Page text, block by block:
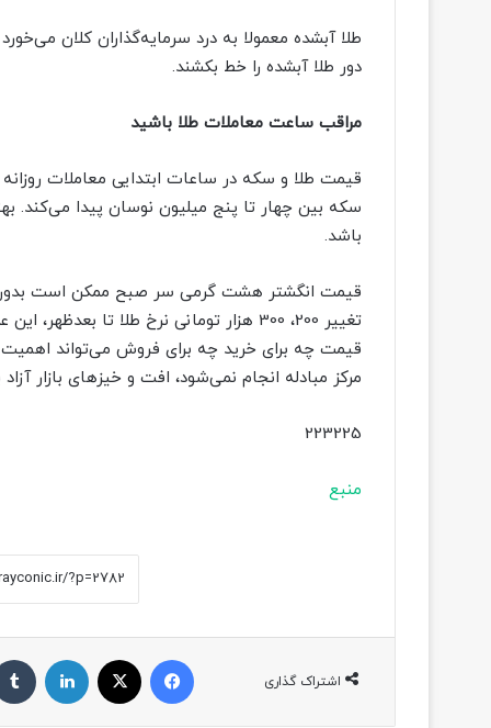
طلا آبشده معمولا به درد سرمایه‌گذاران کلان
دور طلا آبشده را خط بکشند.
مراقب ساعت معاملات طلا باشید
قیمت طلا و سکه در ساعات ابتدایی معاملات
سکه بین چهار تا پنج میلیون نوسان پیدا می‌کند.
باشد.
تغییر 200، 300 هزار تومانی نرخ طلا تا
قیمت چه برای خرید چه برای فروش می‌تواند
مرکز مبادله انجام نمی‌شود، افت و خیزهای بازار
223225
منبع
اشتراک گذاری
ایکس